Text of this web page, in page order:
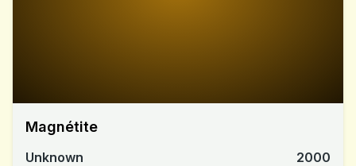
Magnétite
Unknown 2000